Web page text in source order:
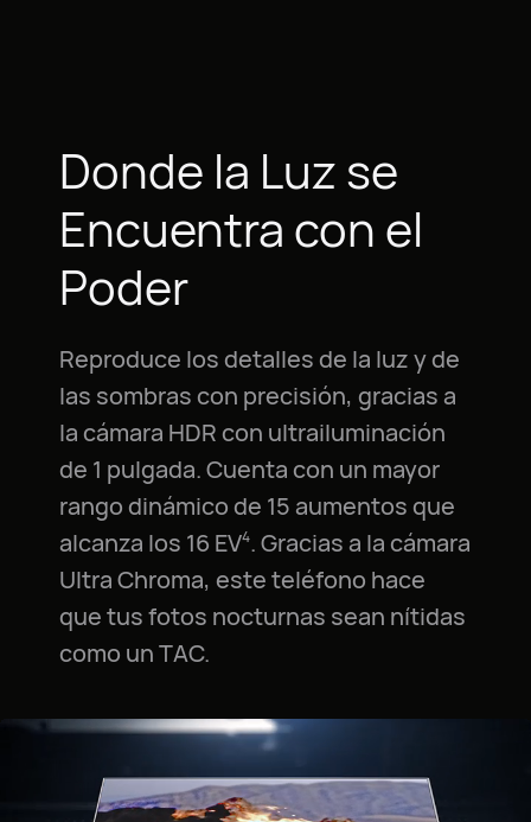
Donde la Luz se
Encuentra con el
Poder
Reproduce los detalles de la luz y de
las sombras con precisión, gracias a
la cámara HDR con ultrailuminación
de 1 pulgada. Cuenta con un mayor
rango dinámico de 15 aumentos que
alcanza los 16 EV4. Gracias a la cámara
Ultra Chroma, este teléfono hace
que tus fotos nocturnas sean nítidas
como un TAC.